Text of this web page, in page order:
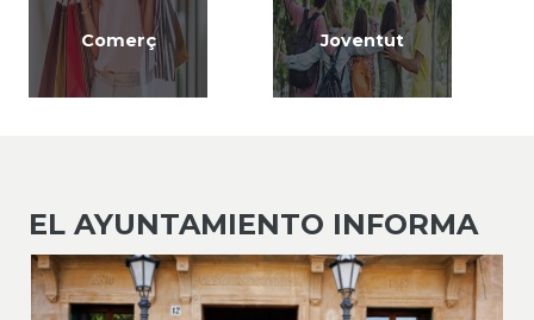
Comerç Joventut
EL AYUNTAMIENTO INFORMA